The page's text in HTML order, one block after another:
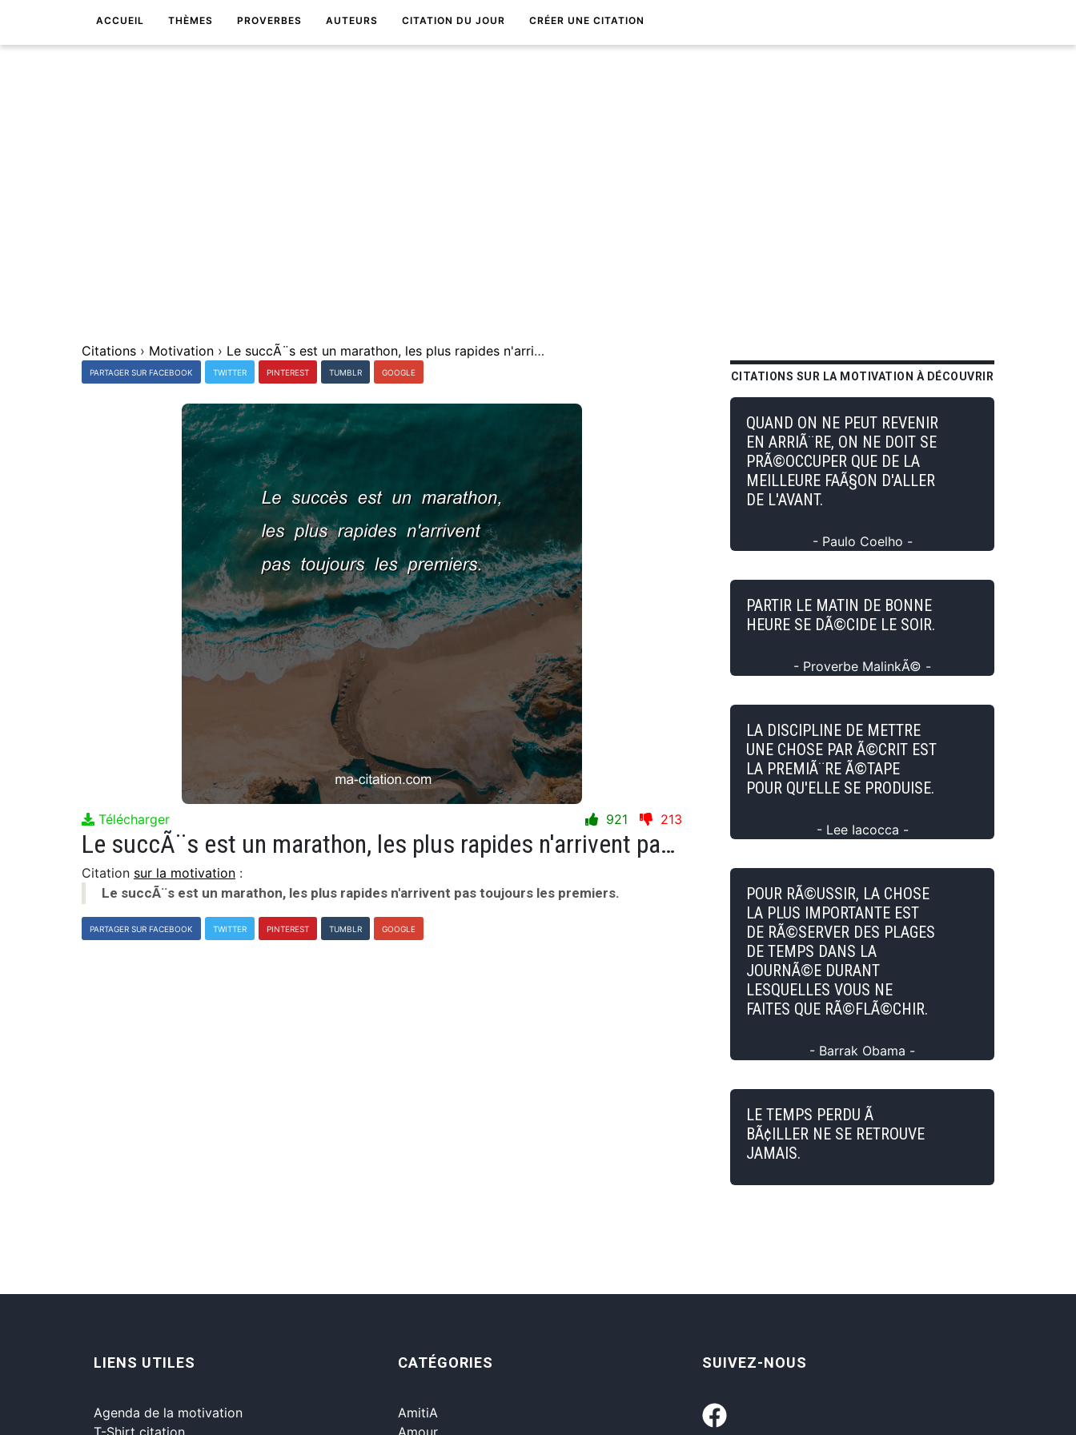
ACCUEIL THÈMES PROVERBES AUTEURS CITATION DU JOUR CRÉER UNE CITATION
Citations › Motivation › Le succÃ¨s est un marathon, les plus rapides n'arrivent pas toujours les premiers.
PARTAGER SUR FACEBOOK TWITTER PINTEREST TUMBLR GOOGLE
Télécharger 921 213
Le succÃ¨s est un marathon, les plus rapides n'arrivent pas toujours les premiers.
Citation sur la motivation :
Le succÃ¨s est un marathon, les plus rapides n'arrivent pas toujours les premiers.
PARTAGER SUR FACEBOOK TWITTER PINTEREST TUMBLR GOOGLE
CITATIONS SUR LA MOTIVATION À DÉCOUVRIR
QUAND ON NE PEUT REVENIR
EN ARRIÃ¨RE, ON NE DOIT SE
PRÃ©OCCUPER QUE DE LA
MEILLEURE FAÃ§ON D'ALLER
DE L'AVANT.
- Paulo Coelho -
PARTIR LE MATIN DE BONNE
HEURE SE DÃ©CIDE LE SOIR.
- Proverbe MalinkÃ© -
LA DISCIPLINE DE METTRE
UNE CHOSE PAR Ã©CRIT EST
LA PREMIÃ¨RE Ã©TAPE
POUR QU'ELLE SE PRODUISE.
- Lee Iacocca -
POUR RÃ©USSIR, LA CHOSE
LA PLUS IMPORTANTE EST
DE RÃ©SERVER DES PLAGES
DE TEMPS DANS LA
JOURNÃ©E DURANT
LESQUELLES VOUS NE
FAITES QUE RÃ©FLÃ©CHIR.
- Barrak Obama -
LE TEMPS PERDU Ã
BÃ¢ILLER NE SE RETROUVE
JAMAIS.
LIENS UTILES
Agenda de la motivation
T-Shirt citation
CATÉGORIES
AmitiA
Amour
SUIVEZ-NOUS